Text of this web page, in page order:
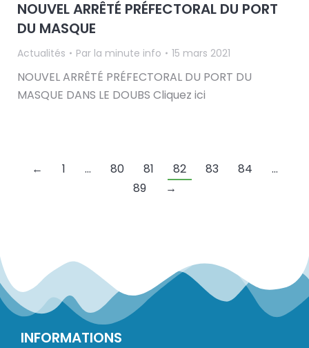
NOUVEL ARRÊTÉ PRÉFECTORAL DU PORT
DU MASQUE
Actualités Par la minute info 15 mars 2021
NOUVEL ARRÊTÉ PRÉFECTORAL DU PORT DU
MASQUE DANS LE DOUBS Cliquez ici
← 1 … 80 81 82 83 84
…
89
→
INFORMATIONS